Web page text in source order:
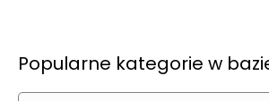
Popularne kategorie w